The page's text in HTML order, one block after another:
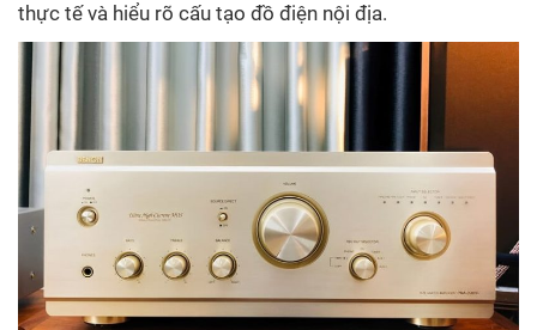
thực tế và hiểu rõ cấu tạo đồ điện nội địa.